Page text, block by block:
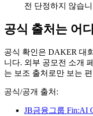
전 단정하지 않습
공식 출처는 어
공식 확인은 DAKER 대
니다. 외부 공모전 소개
는 보조 출처로만 보는
공식/공개 출처:
JB금융그룹 Fin:AI